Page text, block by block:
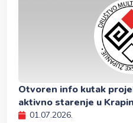
Otvoren info kutak
aktivno starenje u
01.07.2026.